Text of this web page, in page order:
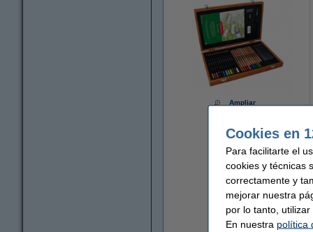
Ampliar
Cookies en
Para facilitarte el
cookies y técnicas
correctamente y
mejorar nuestra
por lo tanto,
En nuestra política